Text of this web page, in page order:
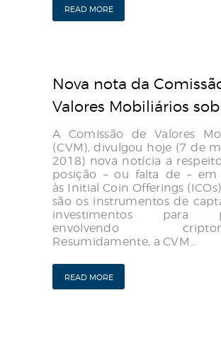
READ MORE
Nova nota da
Valores Mobiliários
A Comissão de Valores
(CVM), divulgou hoje (7 de
2018) nova notícia a
posição – ou falta de – em
às Initial Coin Offerings
são os instrumentos de
investimentos para
envolvendo
Resumidamente, a CVM…
READ MORE